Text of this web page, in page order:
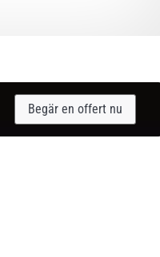
Begär en offert nu